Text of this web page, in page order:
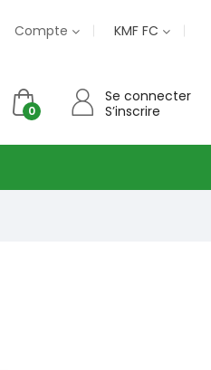
KMF FC
Compte
Se connecter
S’inscrire
0